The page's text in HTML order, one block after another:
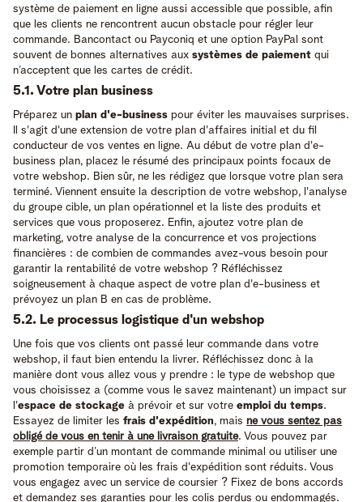
système de paiement en ligne aussi accessible que possible, afin
que les clients ne rencontrent aucun obstacle pour régler leur
commande. Bancontact ou Payconiq et une option PayPal sont
souvent de bonnes alternatives aux systèmes de paiement qui
n’acceptent que les cartes de crédit.
5.1. Votre plan business
Préparez un plan d'e-business pour éviter les mauvaises surprises.
Il s'agit d'une extension de votre plan d'affaires initial et du fil
conducteur de vos ventes en ligne. Au début de votre plan d'e-
business plan, placez le résumé des principaux points focaux de
votre webshop. Bien sûr, ne les rédigez que lorsque votre plan sera
terminé. Viennent ensuite la description de votre webshop, l'analyse
du groupe cible, un plan opérationnel et la liste des produits et
services que vous proposerez. Enfin, ajoutez votre plan de
marketing, votre analyse de la concurrence et vos projections
financières : de combien de commandes avez-vous besoin pour
garantir la rentabilité de votre webshop ? Réfléchissez
soigneusement à chaque aspect de votre plan d'e-business et
prévoyez un plan B en cas de problème.
5.2. Le processus logistique d'un webshop
Une fois que vos clients ont passé leur commande dans votre
webshop, il faut bien entendu la livrer. Réfléchissez donc à la
manière dont vous allez vous y prendre : le type de webshop que
vous choisissez a (comme vous le savez maintenant) un impact sur
l'espace de stockage à prévoir et sur votre emploi du temps.
Essayez de limiter les frais d'expédition, mais ne vous sentez pas
obligé de vous en tenir à une livraison gratuite. Vous pouvez par
exemple partir d’un montant de commande minimal ou utiliser une
promotion temporaire où les frais d'expédition sont réduits. Vous
vous engagez avec un service de coursier ? Fixez de bons accords
et demandez ses garanties pour les colis perdus ou endommagés.